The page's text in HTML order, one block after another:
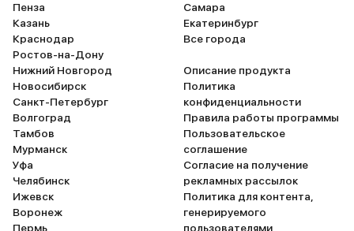
Пенза
Казань
Краснодар
Ростов-на-Дону
Нижний Новгород
Новосибирск
Санкт-Петербург
Волгоград
Тамбов
Мурманск
Уфа
Челябинск
Ижевск
Воронеж
Пермь
Самара
Екатеринбург
Все города
Описание продукта
Политика
конфиденциальности
Правила работы программы
Пользовательское
соглашение
Согласие на получение
рекламных рассылок
Политика для контента,
генерируемого
пользователями